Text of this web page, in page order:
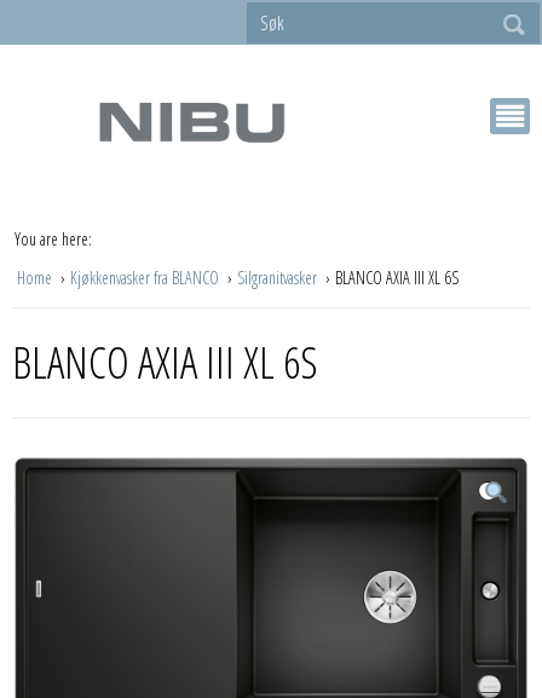
You are here:
Home
Kjøkkenvasker fra BLANCO Silgranitvasker BLANCO AXIA III XL 6S
BLANCO AXIA III XL 6S